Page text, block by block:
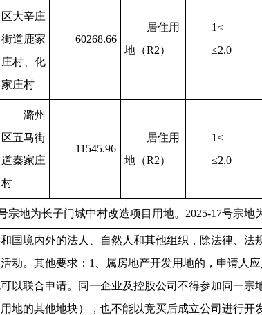
区大辛庄
街道鹿家
庄村、化
家庄村
60268.66
居住用
地（R2）
1<
≤2.0
潞州
区五马街
道秦家庄
村
11545.96
居住用
地（R2）
1<
≤2.0
宗地为长子门城中村改造项目用地。2025-17号宗地
国境内外的法人、自然人和其他组织，除法律、法
动。其他要求：1、属房地产开发用地的，申请人
以联合申请。同一企业及控股公司不得参加同一宗
地的其他地块），也不能以竞买后成立公司进行开